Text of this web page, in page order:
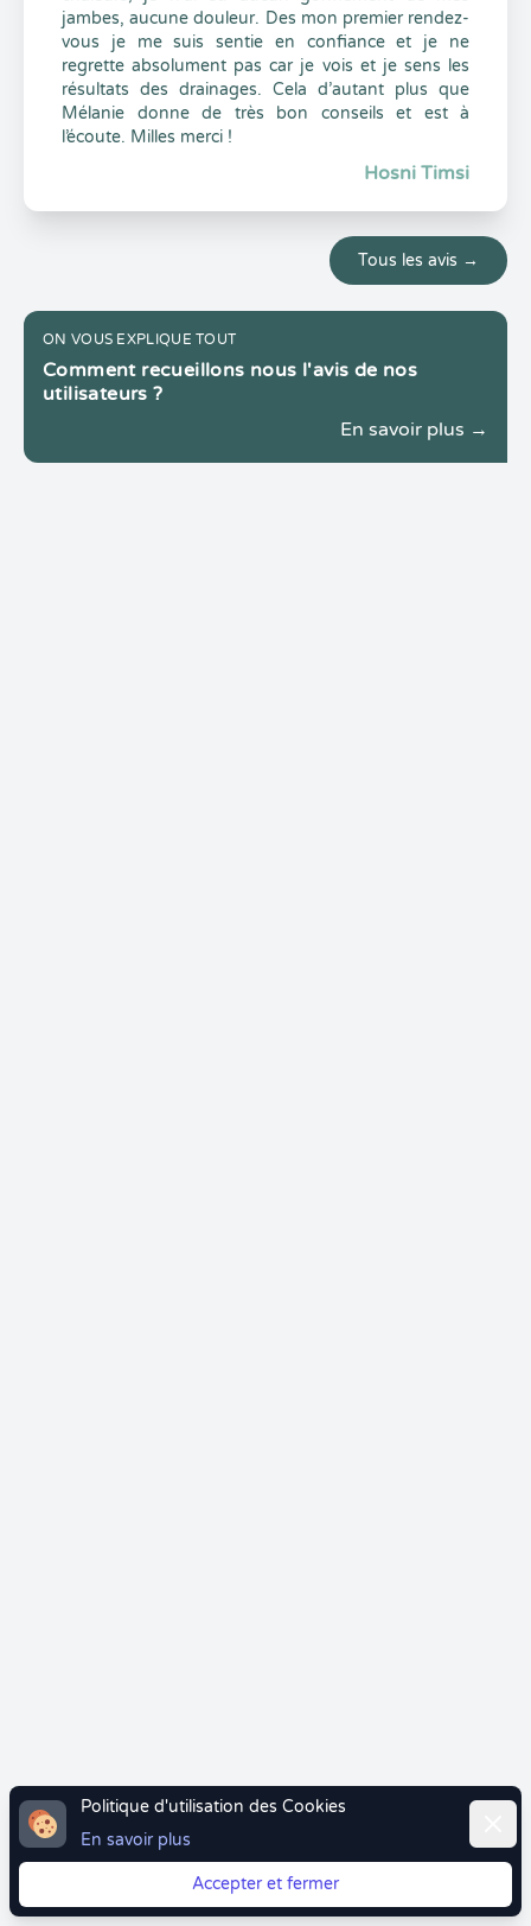
jambes, aucune douleur. Des mon premier rendez-
vous je me suis sentie en confiance et je ne
regrette absolument pas car je vois et je sens les
résultats des drainages. Cela d’autant plus que
Mélanie donne de très bon conseils et est à
l’écoute. Milles merci !
Hosni Timsi
Tous les avis →
ON VOUS EXPLIQUE TOUT
Comment recueillons nous l'avis de nos
utilisateurs ?
En savoir plus →
Politique d'utilisation des Cookies
En savoir plus
Accepter et fermer